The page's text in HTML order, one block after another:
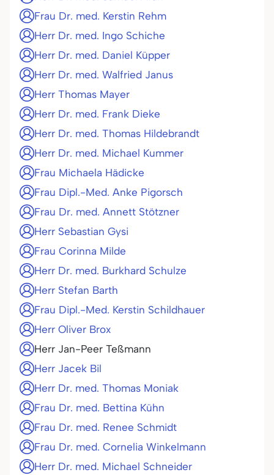
Frau Dr. med. Kerstin Rehm
Herr Dr. med. Ingo Schiche
Herr Dr. med. Daniel Küpper
Herr Dr. med. Walfried Janus
Herr Thomas Mayer
Herr Dr. med. Frank Dieke
Herr Dr. med. Thomas Hildebrandt
Herr Dr. med. Michael Kummer
Frau Michaela Hädicke
Frau Dipl.-Med. Anke Pigorsch
Frau Dr. med. Annett Stötzner
Herr Sebastian Gysi
Frau Corinna Milde
Herr Dr. med. Burkhard Schulze
Herr Stefan Barth
Frau Dipl.-Med. Kerstin Schildhauer
Herr Oliver Brox
Herr Jan-Peer Teßmann
Herr Jacek Bil
Herr Dr. med. Thomas Moniak
Frau Dr. med. Bettina Kühn
Frau Dr. med. Renee Schmidt
Frau Dr. med. Cornelia Winkelmann
Herr Dr. med. Michael Schneider